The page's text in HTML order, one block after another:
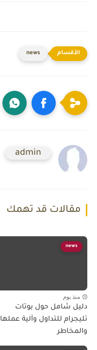
news
admin
مقالات قد تهمك
news
منذ يوم
دليل شامل حول بوتات
تليجرام للتداول وآلية عملها
والمخاطر